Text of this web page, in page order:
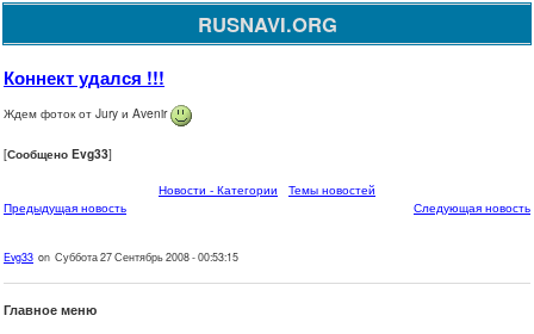
RUSNAVI.ORG
Коннект удался !!!
Ждем фоток от Jury и Avenir
[Сообщено Evg33]
Новости - Категории
Темы новостей
Предыдущая новость
Следующая новость
Evg33 on Суббота 27 Сентябрь 2008 - 00:53:15
Главное меню